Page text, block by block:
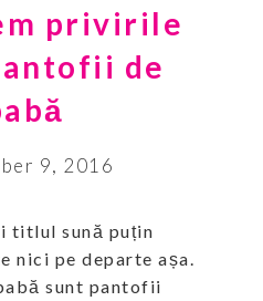
privirile
de
9, 2016
titlul sună puțin
nici pe departe așa.
sunt pantofii